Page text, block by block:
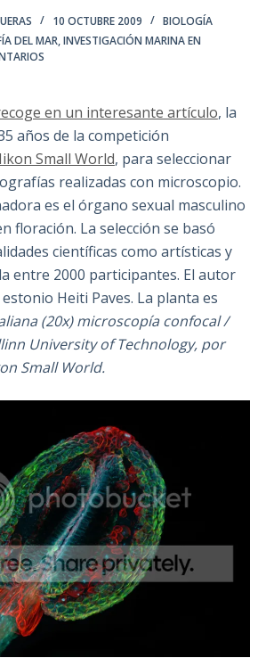
10 OCTUBRE 2009
BIOLOGÍA
DEL MAR,INVESTIGACIÓN MARINA EN
en un interesante artículo, la
años de la competición
Small World, para seleccionar
realizadas con microscopio.
es el órgano sexual masculino
floración. La selección se basó
científicas como artísticas y
entre 2000 participantes. El autor
Heiti Paves. La planta es
(20x) microscopía confocal /
University of Technology, por
Small World.